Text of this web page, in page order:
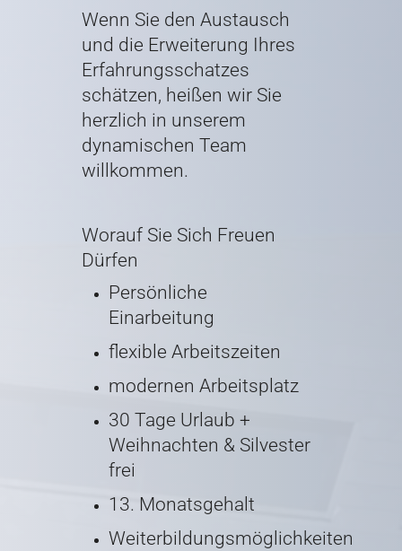
Wenn Sie den Austausch
und die Erweiterung Ihres
Erfahrungsschatzes
schätzen, heißen wir Sie
herzlich in unserem
dynamischen Team
willkommen.
Worauf Sie Sich Freuen
Dürfen
Persönliche
Einarbeitung
flexible Arbeitszeiten
modernen Arbeitsplatz
30 Tage Urlaub +
Weihnachten & Silvester
frei
13. Monatsgehalt
Weiterbildungsmöglichkeiten